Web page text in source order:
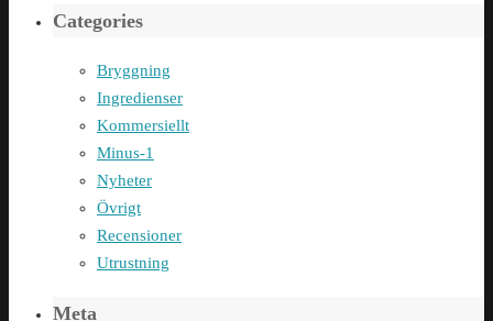
Categories
Bryggning
Ingredienser
Kommersiellt
Minus-1
Nyheter
Övrigt
Recensioner
Utrustning
Meta